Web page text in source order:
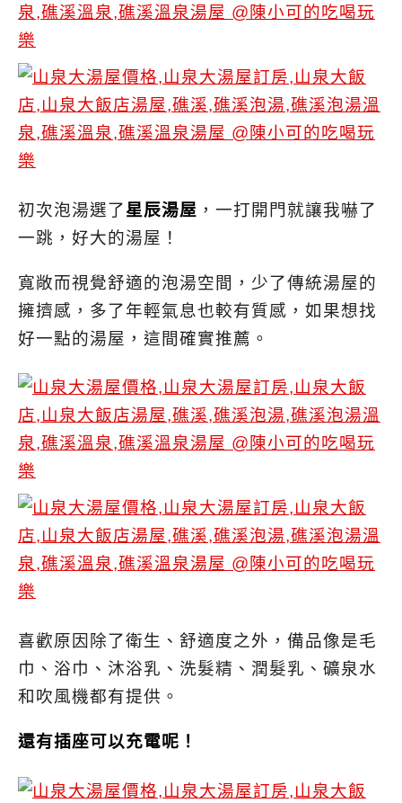
初次泡湯選了星辰湯屋 ，一打開門就讓我嚇了
一跳，好大的湯屋！
寬敞而視覺舒適的泡湯空間，少了傳統湯屋的
擁擠感，多了年輕氣息也較有質感，如果想找
好一點的湯屋，這間確實推薦。
喜歡原因除了衛生、舒適度之外，備品像是毛
巾、浴巾、沐浴乳、洗髮精、潤髮乳、礦泉水
和吹風機都有提供。
還有插座可以充電呢！